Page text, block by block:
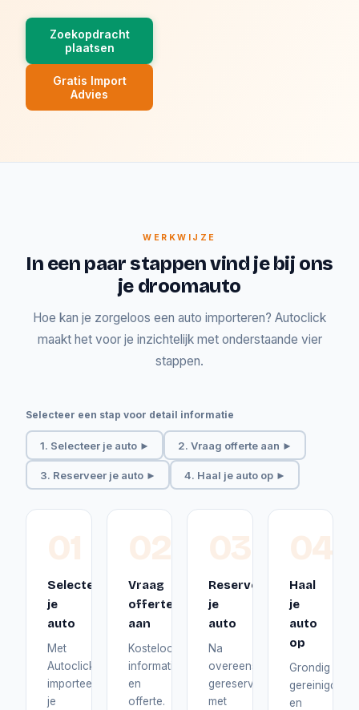
Zoekopdracht
plaatsen
Gratis Import
Advies
WERKWIJZE
In een paar stappen vind je bij ons
je droomauto
Hoe kan je zorgeloos een auto importeren? Autoclick
maakt het voor je inzichtelijk met onderstaande vier
stappen.
Selecteer een stap voor detail informatie
1. Selecteer je auto ► 2. Vraag offerte aan ►
3. Reserveer je auto ► 4. Haal je auto op ►
01
Selecteer
je
auto
Met
Autoclick
importeer
je
02
Vraag
offerte
aan
Kosteloos
informatie
en
offerte.
03
Reserveer
je
auto
Na
overeenstemming
gereserveerd
met
04
Haal
je
auto
op
Grondig
gereinigd
en